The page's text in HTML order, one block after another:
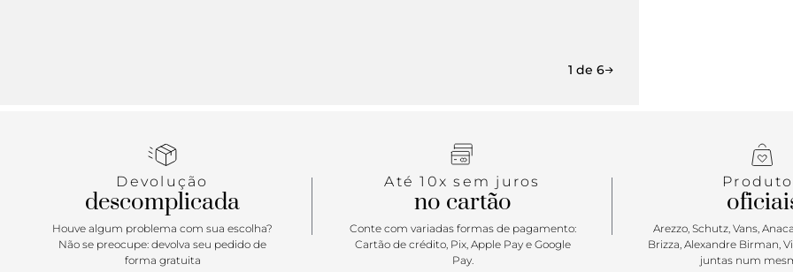
1 de 6
Devolução
descomplicada
Houve algum problema com sua escolha?
Não se preocupe: devolva seu pedido de
forma gratuita
Até 10x sem juros
no cartão
Conte com variadas formas de pagamento:
Cartão de crédito, Pix, Apple Pay e Google
Pay.
Arezzo, Schutz, Vans,
Brizza, Alexandre Birman,
juntas num